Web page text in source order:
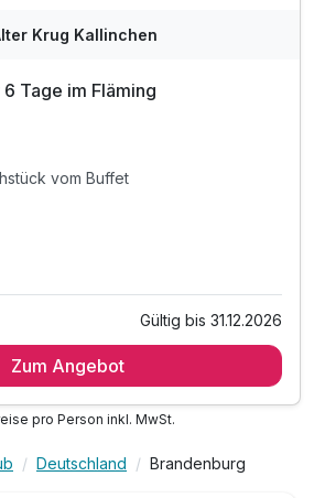
Krug Kallinchen
Tage im Fläming
vom Buffet
Gültig bis 31.12.2026
Zum Angebot
pro Person inkl. MwSt.
Deutschland Brandenburg